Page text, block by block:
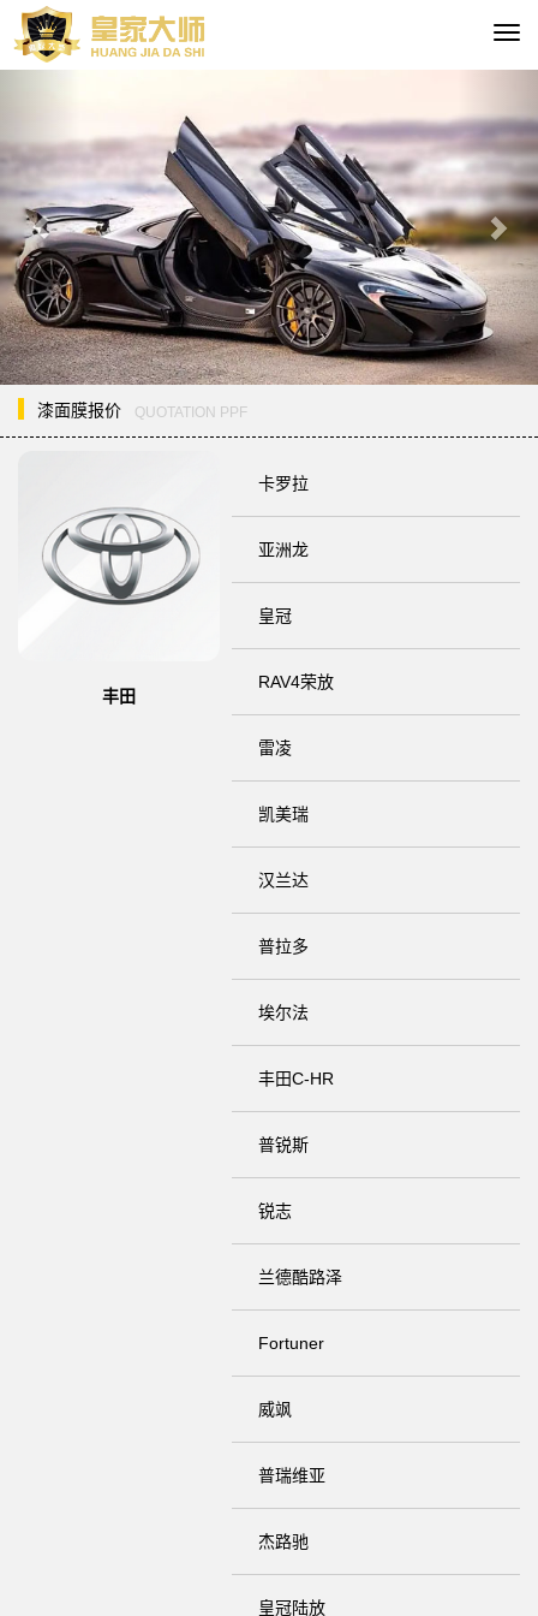
切
换
航
漆面膜报价 QUOTATION PPF
丰田
卡罗拉
亚洲龙
皇冠
RAV4荣放
雷凌
凯美瑞
汉兰达
普拉多
埃尔法
丰田C-HR
普锐斯
锐志
兰德酷路泽
Fortuner
威飒
普瑞维亚
杰路驰
皇冠陆放